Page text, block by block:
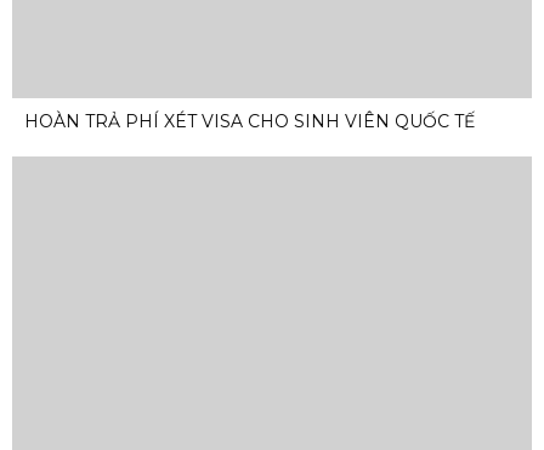
HOÀN TRẢ PHÍ XÉT VISA CHO SINH VIÊN QUỐC TẾ